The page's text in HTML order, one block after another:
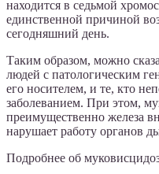
находится в седьмой
единственной причиной
сегодняшний день.
Таким образом, можно
людей с патологическим
его носителем, и те, кто
заболеванием. При этом,
преимущественно железа
нарушает работу органов
Подробнее об